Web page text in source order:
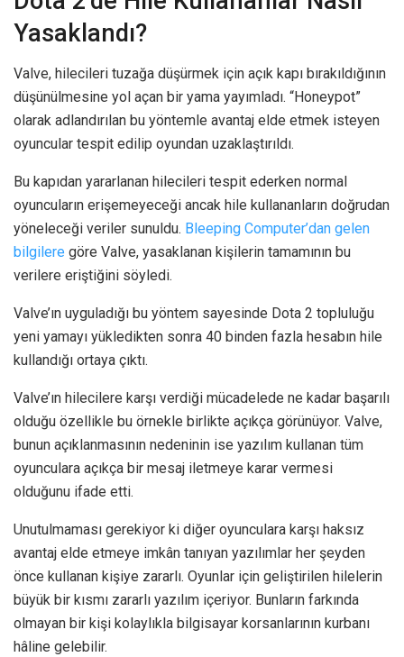
Yasaklandı?
Valve, hilecileri tuzağa düşürmek için açık kapı bırakıldığının
düşünülmesine yol açan bir yama yayımladı. “Honeypot”
olarak adlandırılan bu yöntemle avantaj elde etmek isteyen
oyuncular tespit edilip oyundan uzaklaştırıldı.
Bu kapıdan yararlanan hilecileri tespit ederken normal
oyuncuların erişemeyeceği ancak hile kullananların doğrudan
yöneleceği veriler sunuldu. Bleeping Computer’dan gelen
bilgilere göre Valve, yasaklanan kişilerin tamamının bu
verilere eriştiğini söyledi.
Valve’ın uyguladığı bu yöntem sayesinde Dota 2 topluluğu
yeni yamayı yükledikten sonra 40 binden fazla hesabın hile
kullandığı ortaya çıktı.
Valve’ın hilecilere karşı verdiği mücadelede ne kadar başarılı
olduğu özellikle bu örnekle birlikte açıkça görünüyor. Valve,
bunun açıklanmasının nedeninin ise yazılım kullanan tüm
oyunculara açıkça bir mesaj iletmeye karar vermesi
olduğunu ifade etti.
Unutulmaması gerekiyor ki diğer oyunculara karşı haksız
avantaj elde etmeye imkân tanıyan yazılımlar her şeyden
önce kullanan kişiye zararlı. Oyunlar için geliştirilen hilelerin
büyük bir kısmı zararlı yazılım içeriyor. Bunların farkında
olmayan bir kişi kolaylıkla bilgisayar korsanlarının kurbanı
hâline gelebilir.